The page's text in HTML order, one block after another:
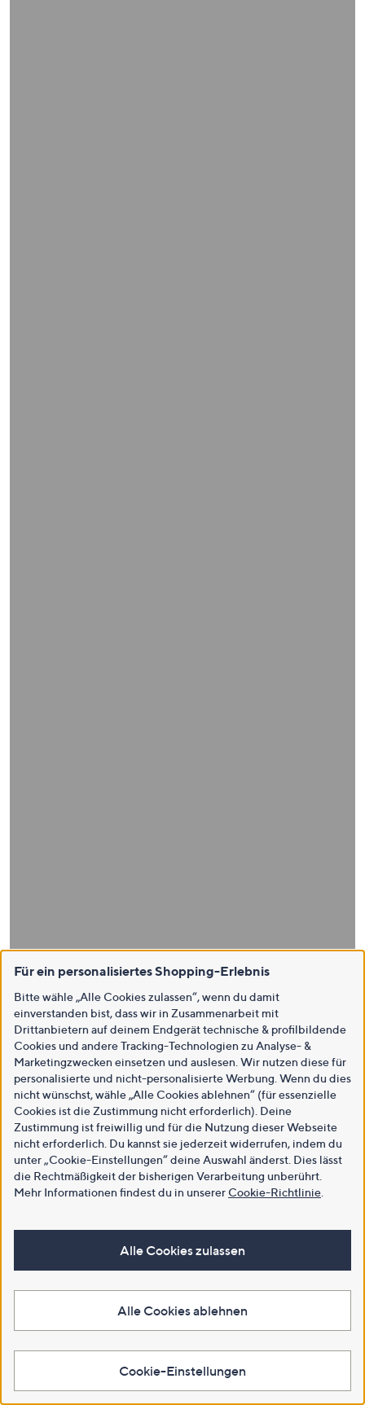
Für ein personalisiertes Shopping-Erlebnis
Bitte wähle „Alle Cookies zulassen“, wenn du damit
einverstanden bist, dass wir in Zusammenarbeit mit
Drittanbietern auf deinem Endgerät technische & profilbildende
Cookies und andere Tracking-Technologien zu Analyse- &
Marketingzwecken einsetzen und auslesen. Wir nutzen diese für
personalisierte und nicht-personalisierte Werbung. Wenn du dies
nicht wünschst, wähle „Alle Cookies ablehnen“ (für essenzielle
Cookies ist die Zustimmung nicht erforderlich). Deine
Zustimmung ist freiwillig und für die Nutzung dieser Webseite
nicht erforderlich. Du kannst sie jederzeit widerrufen, indem du
unter „Cookie-Einstellungen“ deine Auswahl änderst. Dies lässt
die Rechtmäßigkeit der bisherigen Verarbeitung unberührt.
Mehr Informationen findest du in unsererCookie-Richtlinie
Alle Cookies zulassen
Alle Cookies ablehnen
Cookie-Einstellungen